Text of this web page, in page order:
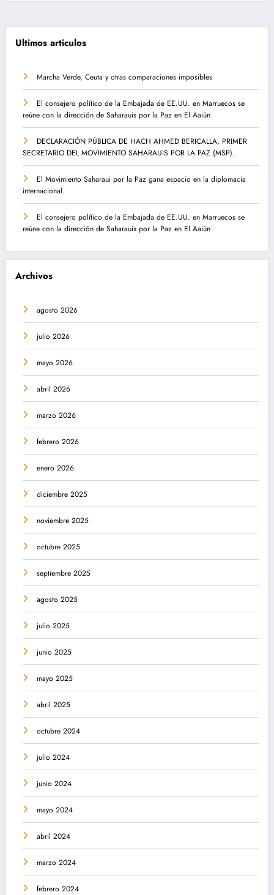
Ultimos articulos
Marcha Verde, Ceuta y otras comparaciones imposibles
El consejero político de la Embajada de EE.UU. en Marruecos se
reúne con la dirección de Saharauis por la Paz en El Aaiún
DECLARACIÓN PÚBLICA DE HACH AHMED BERICALLA, PRIMER
SECRETARIO DEL MOVIMIENTO SAHARAUIS POR LA PAZ (MSP).
El Movimiento Saharaui por la Paz gana espacio en la diplomacia
internacional.
El consejero político de la Embajada de EE.UU. en Marruecos se
reúne con la dirección de Saharauis por la Paz en El Aaiún
Archivos
agosto 2026
julio 2026
mayo 2026
abril 2026
marzo 2026
febrero 2026
enero 2026
diciembre 2025
noviembre 2025
octubre 2025
septiembre 2025
agosto 2025
julio 2025
junio 2025
mayo 2025
abril 2025
octubre 2024
julio 2024
junio 2024
mayo 2024
abril 2024
marzo 2024
febrero 2024